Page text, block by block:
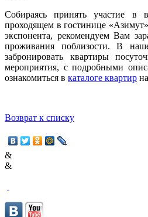
Собираясь принять участие в
проходящем в гостинице «Азимут»
экспонента, рекомендуем Вам
проживания поблизости. В
забронировать квартиры
мероприятия, с подробными
ознакомиться в каталоге квартир
Возврат к списку
&
&